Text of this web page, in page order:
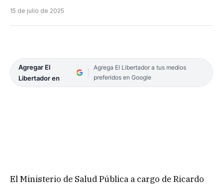
15 de julio de 2025
Agregar El
Libertador en
Agrega El Libertador a tus medios
preferidos en Google
El Ministerio de Salud Pública a cargo de Ricardo